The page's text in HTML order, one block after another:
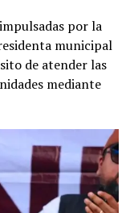
por la
municipal
de atender las
mediante